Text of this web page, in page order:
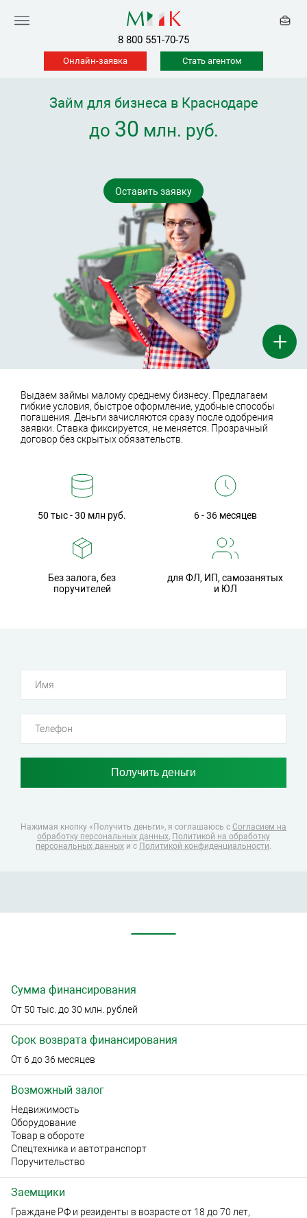
8 800 551-70-75
Онлайн-заявка Стать агентом
+
Оставить заявку
Займ для бизнеса в Краснодаре
до 30 млн. руб.
Выдаем займы малому среднему бизнесу. Предлагаем
гибкие условия, быстрое оформление, удобные способы
погашения. Деньги зачисляются сразу после одобрения
заявки. Ставка фиксируется, не меняется. Прозрачный
договор без скрытых обязательств.
50 тыс - 30 млн руб. 6 - 36 месяцев
Без залога, без
поручителей
для ФЛ, ИП, самозанятых
и ЮЛ
Нажимая кнопку «Получить деньги», я соглашаюсь с Согласием на
обработку персональных данных, Политикой на обработку
персональных данных и с Политикой конфиденциальности.
Сумма финансирования
От 50 тыс. до 30 млн. рублей
Срок возврата финансирования
От 6 до 36 месяцев
Возможный залог
Недвижимость
Оборудование
Товар в обороте
Спецтехника и автотранспорт
Поручительство
Заемщики
Граждане РФ и резиденты в возрасте от 18 до 70 лет,